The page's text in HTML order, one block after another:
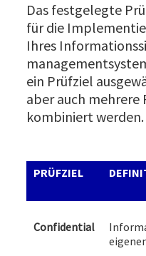
Das festgelegte
für die
Ihres
ein Prüfziel
aber auch
kombiniert werden.
PRÜFZIEL
Confidential